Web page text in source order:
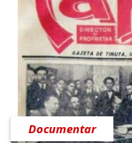
Documentar